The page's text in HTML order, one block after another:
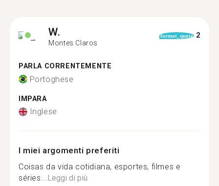
W.
Montes Claros
format_quote 2
PARLA CORRENTEMENTE
Portoghese
IMPARA
Inglese
I miei argomenti preferiti
Coisas da vida cotidiana, esportes, filmes e
séries...Leggi di più